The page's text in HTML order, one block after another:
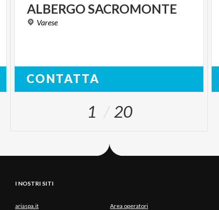
ALBERGOSACROMONTE
Varese
CONTATTA
1 20
I NOSTRI SITI
ariaspa.it Area operatori